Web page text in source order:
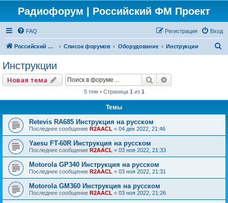
Радиофорум | Российский ФМ Проект
FAQ Вход
Регистрация
Российский ФМ проект Список форумов Оборудование Инструкции
Инструкции
Новая тема Поиск
5 тем • Страница 1 из 1
Темы
Retevis RA685 Инструкция на русском
Последнее сообщение R2AACL « 04 дек 2022, 21:46
Yaesu FT-60R Инструкция на русском
Последнее сообщение R2AACL « 03 ноя 2022, 21:33
Motorola GP340 Инструкция на русском
Последнее сообщение R2AACL « 03 ноя 2022, 21:31
Motorola GM360 Инструкция на русском
Последнее сообщение R2AACL « 03 ноя 2022, 21:26